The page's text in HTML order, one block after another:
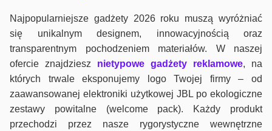
Najpopularniejsze gadżety 2026 roku muszą wyróżniać
się unikalnym designem, innowacyjnością oraz
transparentnym pochodzeniem materiałów. W naszej
ofercie znajdziesz nietypowe gadżety reklamowe, na
których trwale eksponujemy logo Twojej firmy – od
zaawansowanej elektroniki użytkowej JBL po ekologiczne
zestawy powitalne (welcome pack). Każdy produkt
przechodzi przez nasze rygorystyczne wewnętrzne